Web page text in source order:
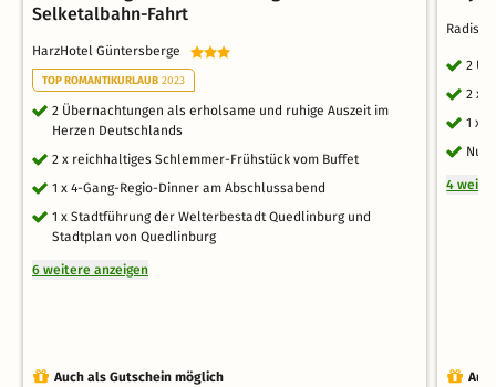
Selketalbahn-Fahrt
HarzHotel Güntersberge
TOP ROMANTIKURLAUB 2023
2 Übernachtungen als erholsame und ruhige Auszeit im
Herzen Deutschlands
2 x reichhaltiges Schlemmer-Frühstück vom Buffet
1 x 4-Gang-Regio-Dinner am Abschlussabend
1 x Stadtführung der Welterbestadt Quedlinburg und
Stadtplan von Quedlinburg
6 weitere anzeigen
Auch als Gutschein möglich
2
2 x
1 x
4